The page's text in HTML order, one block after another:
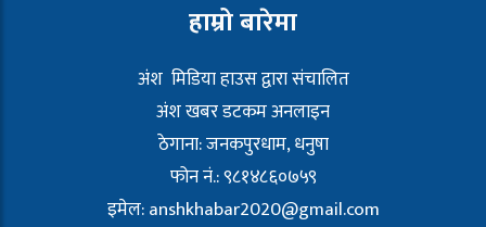
हाम्रो बारेमा
अंश मिडिया हाउस द्वारा संचालित
अंश खबर डटकम अनलाइन
ठेगाना: जनकपुरधाम, धनुषा
फोन नं.: ९८१४८६०७५९
इमेल:anshkhabar2020@gmail.com